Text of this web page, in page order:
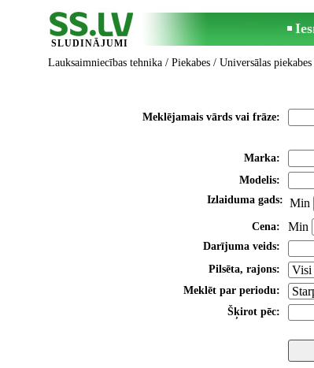
SLUDINĀJUMI
Lauksaimniecības tehnika / Piekabes / Universālas piekabes
Meklējamais vārds vai frāze:
Marka:
Modelis:
Izlaiduma gads: Min
Cena: Min
Darījuma veids:
Pilsēta, rajons:
Meklēt par periodu:
Šķirot pēc: